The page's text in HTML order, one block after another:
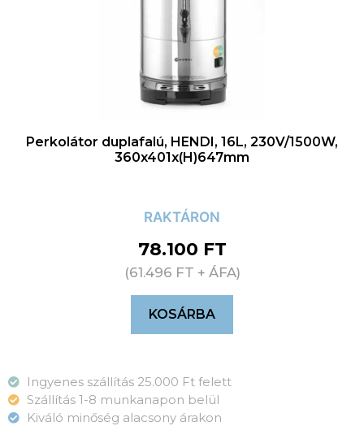
Perkolátor duplafalú, HENDI, 16L, 230V/1500W,
360x401x(H)647mm
RAKTÁRON
78.100 FT
(61.496 FT + ÁFA)
KOSÁRBA
Ingyenes szállítás 25.000 Ft felett
Szállítás 1-8 munkanapon belül
Kiváló minőség alacsony árakon